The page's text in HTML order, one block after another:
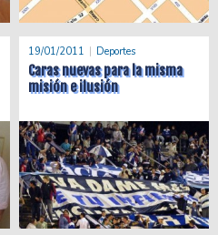
19/01/2011 Deportes
Caras nuevas para la misma
misión e ilusión